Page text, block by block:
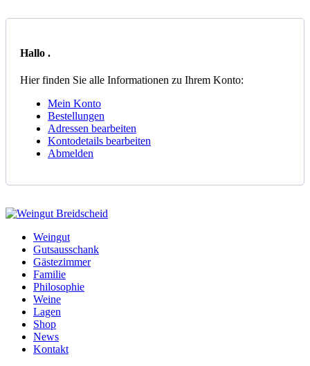
Hallo .
Hier finden Sie alle Informationen zu Ihrem Konto:
Mein Konto
Bestellungen
Adressen bearbeiten
Kontodetails bearbeiten
Abmelden
Weingut
Gutsausschank
Gästezimmer
Familie
Philosophie
Weine
Lagen
Shop
News
Kontakt